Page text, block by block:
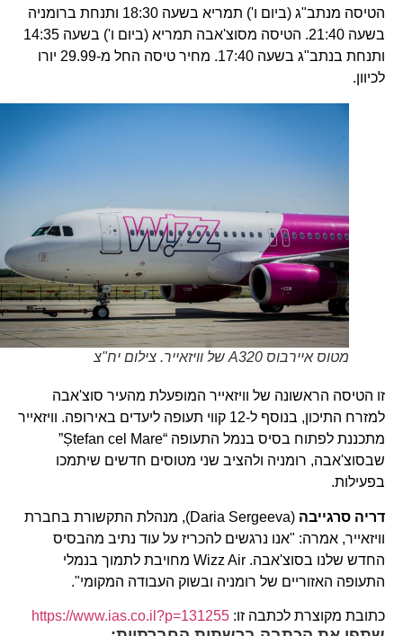
הטיסה מנתב"ג (ביום ו') תמריא בשעה 18:30 ותנחת ברומניה
בשעה 21:40. הטיסה מסוצ'אבה תמריא (ביום ו') בשעה 14:35
ותנחת בנתב"ג בשעה 17:40. מחיר טיסה החל מ-29.99 יורו
לכיוון.
מטוס איירבוס A320 של וויזאייר. צילום יח"צ
זו הטיסה הראשונה של וויזאייר המופעלת מהעיר סוצ'אבה
למזרח התיכון, בנוסף ל-12 קווי תעופה ליעדים באירופה. וויזאייר
מתכננת לפתוח בסיס בנמל התעופה “Ștefan cel Mare”
שבסוצ'אבה, רומניה ולהציב שני מטוסים חדשים שיתמכו
בפעילות.
דריה סרגייבה
(Daria Sergeeva), מנהלת התקשורת בחברת
וויזאייר, אמרה: "אנו נרגשים להכריז על עוד נתיב מהבסיס
החדש שלנו בסוצ'אבה. Wizz Air מחויבת לתמוך בנמלי
התעופה האזוריים של רומניה ובשוק העבודה המקומי".
כתובת מקוצרת לכתבה זו: https://www.ias.co.il?p=131255